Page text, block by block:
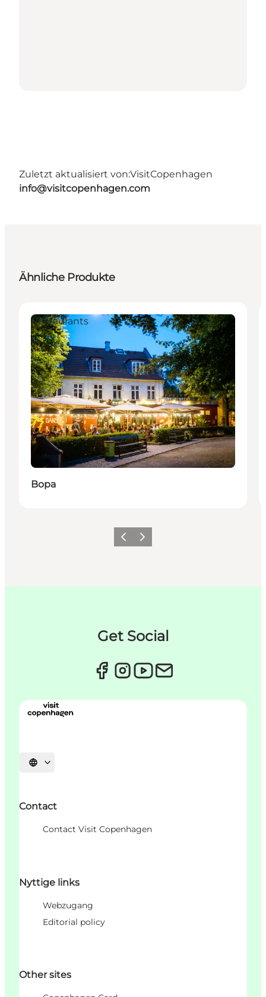
Zuletzt aktualisiert von:VisitCopenhagen
info@visitcopenhagen.com
Ähnliche Produkte
Restaurants
Bopa
ZurückWeiter
Get Social
Sprache auswählen
Contact
Contact Visit Copenhagen
Nyttige links
Webzugang
Editorial policy
Other sites